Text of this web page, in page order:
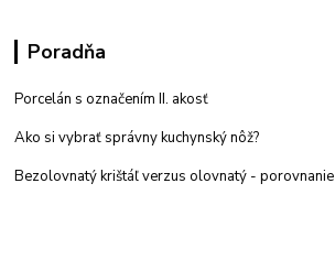
Poradňa
Porcelán s označením II. akosť
Ako si vybrať správny kuchynský nôž?
Bezolovnatý krištáľ verzus olovnatý - porovnanie